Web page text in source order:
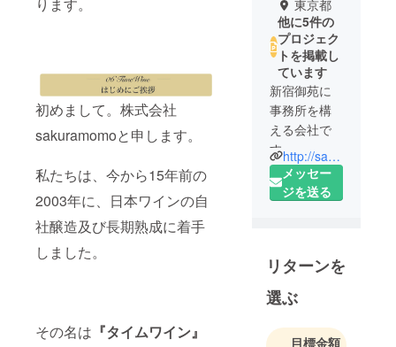
ります。
初めまして。株式会社
sakuramomoと申します。
私たちは、今から15年前の
2003年に、日本ワインの自
社醸造及び長期熟成に着手
しました。
その名は 『タイムワイン』
東京都
他に5件の
プロジェク
トを掲載し
ています
新宿御苑に
事務所を構
える会社で
す。
http://sakuramomo.co.jp/
メッセー
ジを送る
リターンを
選ぶ
目標金額